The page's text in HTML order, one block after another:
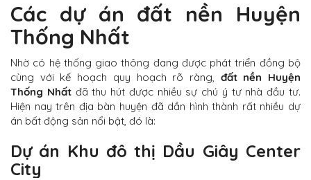
Các dự án đất nền Huyện
Thống Nhất
Nhờ có hệ thống giao thông đang được phát triển đồng bộ
cùng với kế hoạch quy hoạch rõ ràng, đất nền Huyện
Thống Nhấtđã thu hút được nhiều sự chú ý tư nhà đầu tư.
Hiện nay trên địa bàn huyện đã dần hình thành rất nhiều dự
án bất động sản nổi bật, đó là:
Dự án Khu đô thị Dầu Giây Center
City